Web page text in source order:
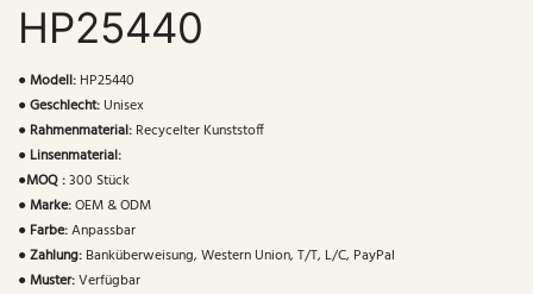
HP25440
●Modell: HP25440
●Geschlecht: Unisex
● Rahmenmaterial: Recycelter Kunststoff
● Linsenmaterial:
●MOQ :300 Stück
●Marke:OEM & ODM
● Farbe:Anpassbar
●Zahlung: Banküberweisung, Western Union, T/T, L/C, PayPal
●Muster:Verfügbar